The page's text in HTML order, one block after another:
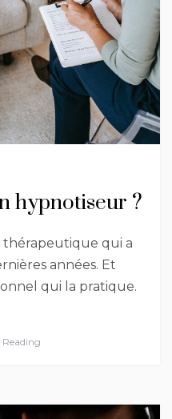
hypnotiseur ?
thérapeutique qui a
années. Et
qui la pratique.
Reading